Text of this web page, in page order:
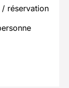
/ réservation